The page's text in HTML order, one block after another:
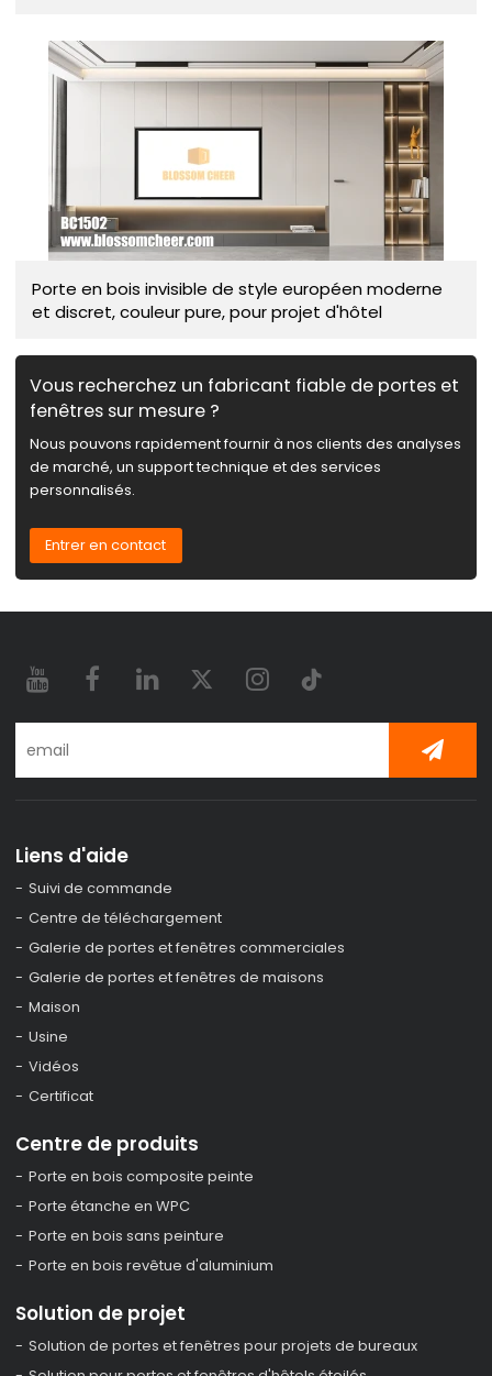
Porte en bois invisible de style européen moderne
et discret, couleur pure, pour projet d'hôtel
Vous recherchez un fabricant fiable de portes et
fenêtres sur mesure ?
Nous pouvons rapidement fournir à nos clients des analyses
de marché, un support technique et des services
personnalisés.
Entrer en contact
Liens d'aide
Suivi de commande
Centre de téléchargement
Galerie de portes et fenêtres commerciales
Galerie de portes et fenêtres de maisons
Maison
Usine
Vidéos
Certificat
Centre de produits
Porte en bois composite peinte
Porte étanche en WPC
Porte en bois sans peinture
Porte en bois revêtue d'aluminium
Solution de projet
Solution de portes et fenêtres pour projets de bureaux